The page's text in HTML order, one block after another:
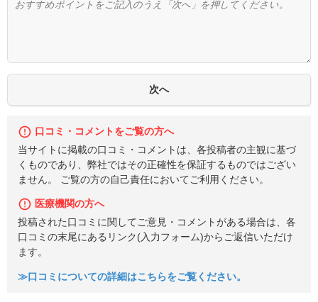
口コミ・コメントをご覧の方へ
当サイトに掲載の口コミ・コメントは、各投稿者の主観に基づ
くものであり、弊社ではその正確性を保証するものではござい
ません。 ご覧の方の自己責任においてご利用ください。
医療機関の方へ
投稿された口コミに関してご意見・コメントがある場合は、各
口コミの末尾にあるリンク(入力フォーム)からご返信いただけ
ます。
≫口コミについての詳細はこちらをご覧ください。